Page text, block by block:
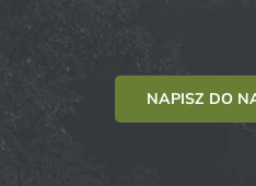
NAPISZ DO